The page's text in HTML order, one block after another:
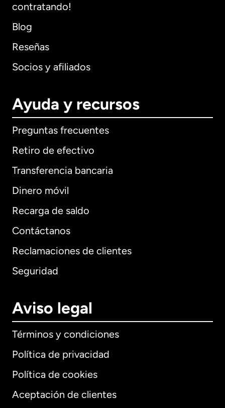
contratando!
Blog
Reseñas
Socios y afiliados
Ayuda y recursos
Preguntas frecuentes
Retiro de efectivo
Transferencia bancaria
Dinero móvil
Recarga de saldo
Contáctanos
Reclamaciones de clientes
Seguridad
Aviso legal
Términos y condiciones
Política de privacidad
Política de cookies
Aceptación de clientes